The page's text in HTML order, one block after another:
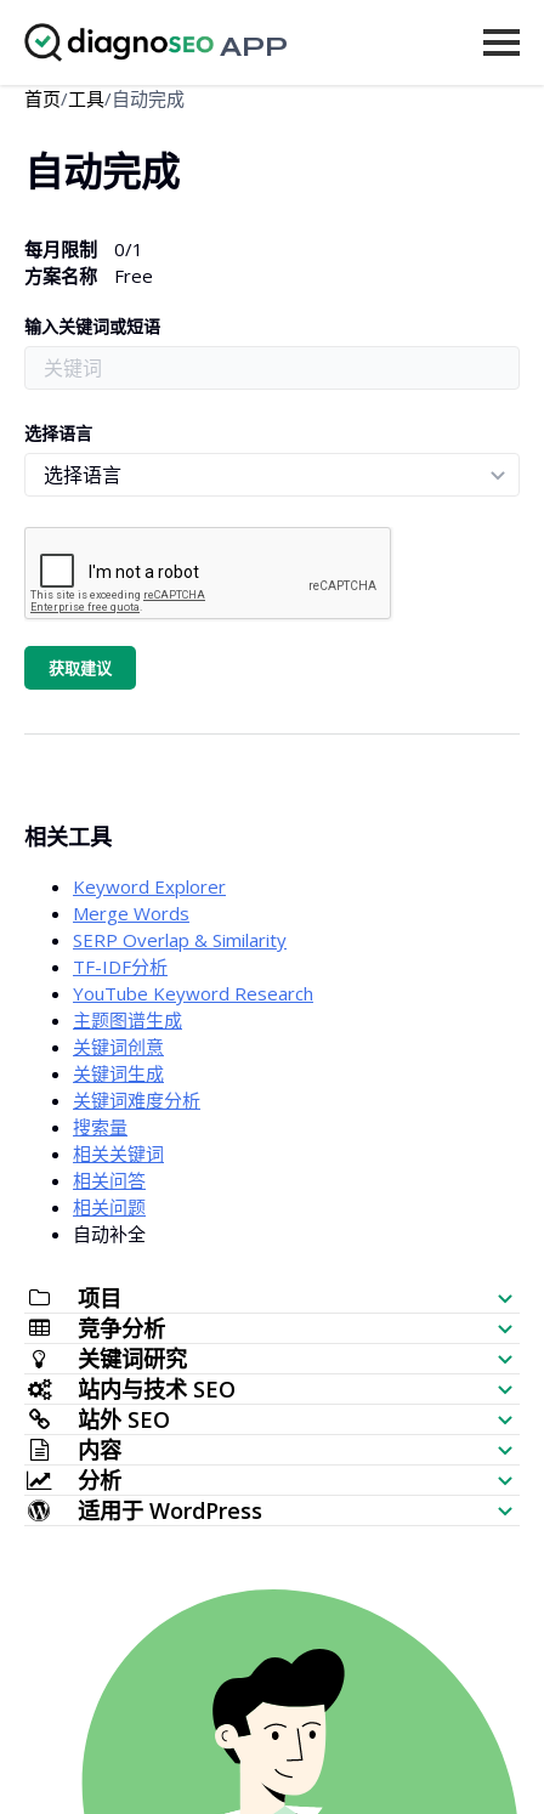
APP
工具
价格
更多
升级
首页/工具/自动完成
自动完成
每月限制 0/1
方案名称
Free
输入关键词或短语
选择语言
获取建议
相关工具
Keyword Explorer
Merge Words
SERP Overlap & Similarity
TF-IDF分析
YouTube Keyword Research
主题图谱生成
关键词创意
关键词生成
关键词难度分析
搜索量
相关关键词
相关问答
相关问题
自动补全
项目
SEO 检查清单
竞争分析
网站可见性检测
SERP 分析器
关键词研究
关键词生成器
批量搜索量检测
关键词创意（实时数据）
相关关键词
问题挖掘
相关问题
站内与技术 SEO
SEO 审计
关键词分布检测
HTTP 请求检测
站外 SEO
反链分析工具
最多被链接页面
失效反链
锚文本分布
反链位置
内容
AI 文章生成器
AI 去人机痕迹
AI 文章改写
释义工具
AI 标题生成器
分析
关键词排名检测
SERP 检测工具
适用于 WordPress
多 WordPress 主题